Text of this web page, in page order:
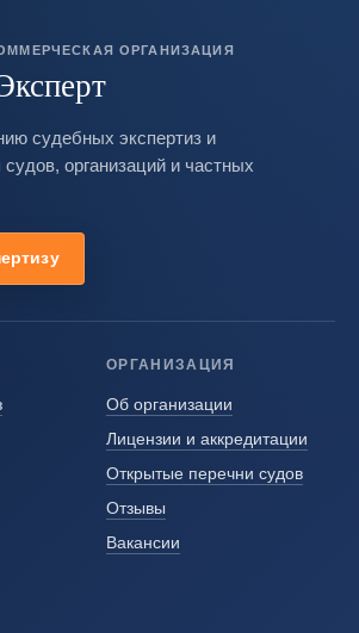
ОРГАНИЗАЦИЯ
судебных экспертиз и
организаций и частных
ОРГАНИЗАЦИЯ
Об организации
Лицензии и аккредитации
Открытые перечни судов
Отзывы
Вакансии